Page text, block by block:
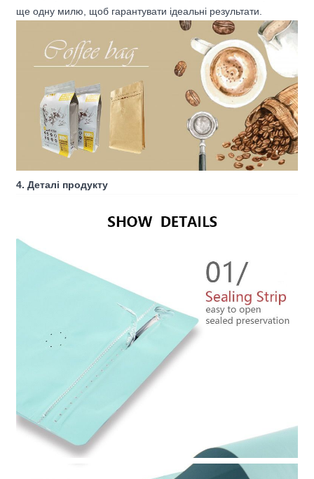
ще одну милю, щоб гарантувати ідеальні результати.
4. Деталі продукту